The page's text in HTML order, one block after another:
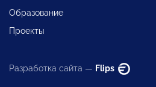
Образование
Проекты
Разработка сайта — Flips